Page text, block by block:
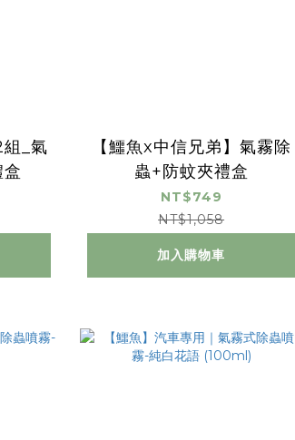
組_氣
【鱷魚x中信兄弟】氣霧除
蟲+防蚊夾禮盒
NT$749
NT$1,058
加入購物車